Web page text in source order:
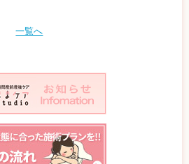
一覧へ